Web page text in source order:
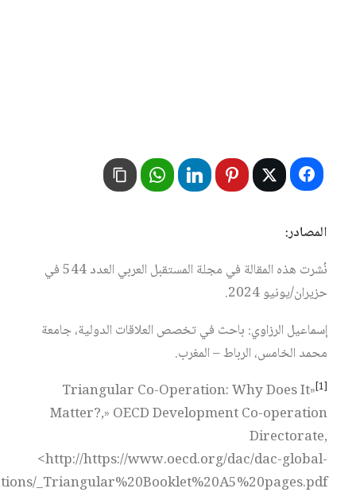
المصادر:
نُشرت هذه المقالة في مجلة المستقبل العربي العدد 544 في
حزيران/يونيو 2024.
إسماعيل الرزاوي: باحث في تخصص العلاقات الدولية، جامعة
محمد الخامس، الرباط – المغرب.
[1]
«Triangular Co-Operation: Why Does It
Matter?,» OECD Development Co-operation
Directorate,
<http://https://www.oecd.org/dac/dac-global-
_Triangular%20Booklet%20A5%20pages.pdf>.